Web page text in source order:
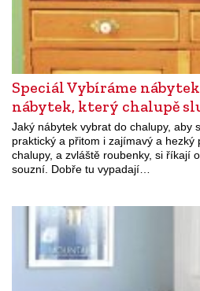
Speciál Vybíráme
nábytek, který chalupě
Jaký nábytek vybrat do chalupy, aby
praktický a přitom i zajímavý a
chalupy, a zvláště roubenky, si říkají
souzní. Dobře tu vypadají…